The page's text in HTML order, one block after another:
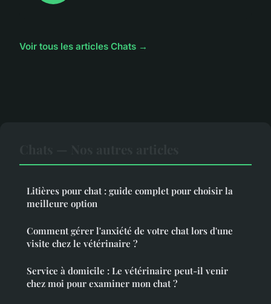
Voir tous les articles Chats →
Litières pour chat : guide complet pour choisir la
meilleure option
Comment gérer l'anxiété de votre chat lors d'une
visite chez le vétérinaire ?
Service à domicile : Le vétérinaire peut-il venir
chez moi pour examiner mon chat ?